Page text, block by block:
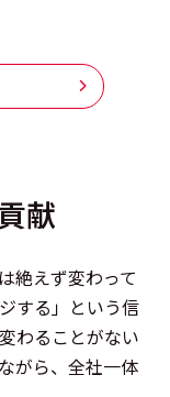
献
絶えず変わって
する」という信
わることがない
がら、全社一体